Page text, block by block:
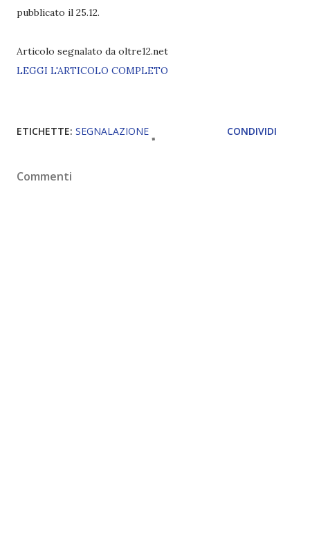
pubblicato il 25.12.
Articolo segnalato da oltre12.net
LEGGI L'ARTICOLO COMPLETO
ETICHETTE: SEGNALAZIONE CONDIVIDI
Commenti